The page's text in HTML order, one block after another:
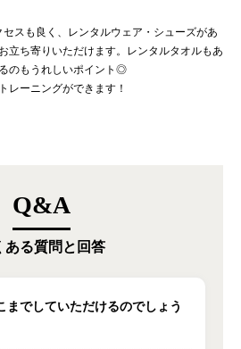
スも良く、レンタルウェア・シューズがあ
立ち寄りいただけます。レンタルタオルもあ
のもうれしいポイント◎
レーニングができます！
Q&A
ある質問と回答
までしていただけるのでしょう